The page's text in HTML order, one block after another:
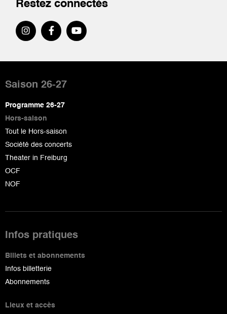
Restez connectés
de
page
Saison 26-27
Programme 26-27
Hors-saison
Tout le Hors-saison
Société des concerts
Theater in Freiburg
OCF
NOF
Infos pratiques
Billets et abonnements
Infos billetterie
Abonnements
Lieux et accès